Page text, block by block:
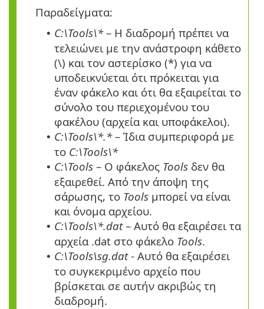
Παραδείγματα:
• C:\Tools\*– Η διαδρομή πρέπει να
τελειώνει με την ανάστροφη κάθετο
(\) και τον αστερίσκο (*) για να
υποδεικνύεται ότι πρόκειται για
έναν φάκελο και ότι θα εξαιρείται το
σύνολο του περιεχομένου του
φακέλου (αρχεία και υποφάκελοι).
• C:\Tools\*.*– Ίδια συμπεριφορά με
το C:\Tools\*
• C:\Tools – Ο φάκελος Tools δεν θα
εξαιρεθεί. Από την άποψη της
σάρωσης, το Tools μπορεί να είναι
και όνομα αρχείου.
• C:\Tools\*.dat– Αυτό θα εξαιρέσει τα
αρχεία .dat στο φάκελο Tools.
• C:\Tools\sg.dat- Αυτό θα εξαιρέσει
το συγκεκριμένο αρχείο που
βρίσκεται σε αυτήν ακριβώς τη
διαδρομή.